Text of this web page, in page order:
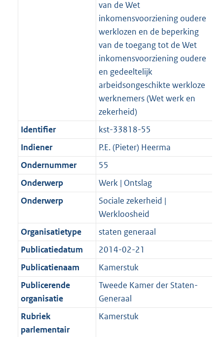
van de Wet
inkomensvoorziening oudere
werklozen en de beperking
van de toegang tot de Wet
inkomensvoorziening oudere
en gedeeltelijk
arbeidsongeschikte werkloze
werknemers (Wet werk en
zekerheid)
Identifier
kst-33818-55
Indiener
P.E. (Pieter) Heerma
Ondernummer
55
Onderwerp
Werk | Ontslag
Onderwerp
Sociale zekerheid |
Werkloosheid
Organisatietype
staten generaal
Publicatiedatum
2014-02-21
Publicatienaam
Kamerstuk
Publicerende
organisatie
Tweede Kamer der Staten-
Generaal
Rubriek
parlementair
Kamerstuk